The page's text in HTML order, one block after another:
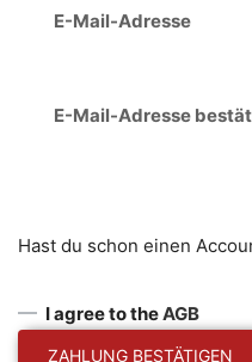
E-Mail-Adresse
E-Mail-Adresse
Hast du schon einen
I agree to theAGB